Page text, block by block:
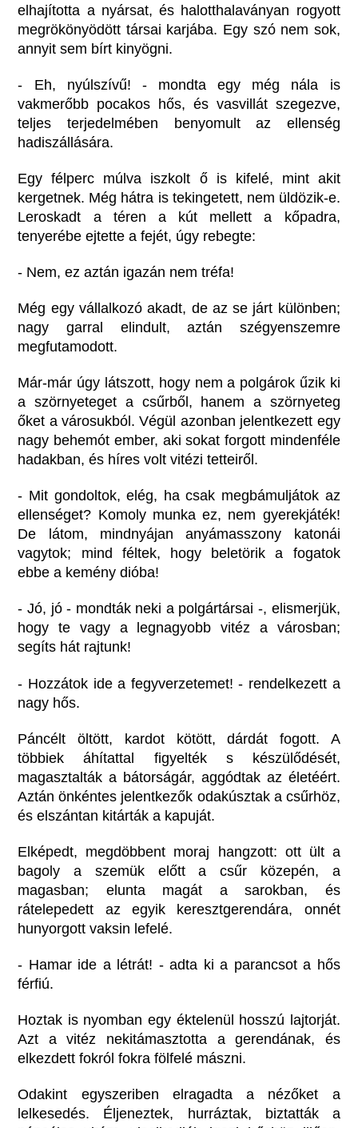
elhajította a nyársat, és halotthalaványan rogyott
megrökönyödött társai karjába. Egy szó nem sok,
annyit sem bírt kinyögni.
- Eh, nyúlszívű! - mondta egy még nála is
vakmerőbb pocakos hős, és vasvillát szegezve,
teljes terjedelmében benyomult az ellenség
hadiszállására.
Egy félperc múlva iszkolt ő is kifelé, mint akit
kergetnek. Még hátra is tekingetett, nem üldözik-e.
Leroskadt a téren a kút mellett a kőpadra,
tenyerébe ejtette a fejét, úgy rebegte:
- Nem, ez aztán igazán nem tréfa!
Még egy vállalkozó akadt, de az se járt különben;
nagy garral elindult, aztán szégyenszemre
megfutamodott.
Már-már úgy látszott, hogy nem a polgárok űzik ki
a szörnyeteget a csűrből, hanem a szörnyeteg
őket a városukból. Végül azonban jelentkezett egy
nagy behemót ember, aki sokat forgott mindenféle
hadakban, és híres volt vitézi tetteiről.
- Mit gondoltok, elég, ha csak megbámuljátok az
ellenséget? Komoly munka ez, nem gyerekjáték!
De látom, mindnyájan anyámasszony katonái
vagytok; mind féltek, hogy beletörik a fogatok
ebbe a kemény dióba!
- Jó, jó - mondták neki a polgártársai -, elismerjük,
hogy te vagy a legnagyobb vitéz a városban;
segíts hát rajtunk!
- Hozzátok ide a fegyverzetemet! - rendelkezett a
nagy hős.
Páncélt öltött, kardot kötött, dárdát fogott. A
többiek áhítattal figyelték s készülődését,
magasztalták a bátorságár, aggódtak az életéért.
Aztán önkéntes jelentkezők odakúsztak a csűrhöz,
és elszántan kitárták a kapuját.
Elképedt, megdöbbent moraj hangzott: ott ült a
bagoly a szemük előtt a csűr közepén, a
magasban; elunta magát a sarokban, és
rátelepedett az egyik keresztgerendára, onnét
hunyorgott vaksin lefelé.
- Hamar ide a létrát! - adta ki a parancsot a hős
férfiú.
Hoztak is nyomban egy éktelenül hosszú lajtorját.
Azt a vitéz nekitámasztotta a gerendának, és
elkezdett fokról fokra fölfelé mászni.
Odakint egyszeriben elragadta a nézőket a
lelkesedés. Éljeneztek, hurráztak, biztatták a